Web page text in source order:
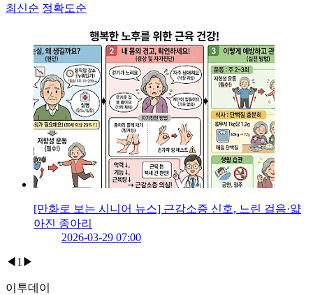
최신순 정확도순
[만화로 보는 시니어 뉴스] 근감소증 신호, 느린 걸음·얇
아진 종아리
2026-03-29 07:00
◀ 1 ▶
이투데이